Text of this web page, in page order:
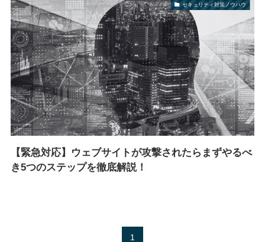
セキュリティ対策ノウハウ
【緊急対応】ウェブサイトが攻撃されたらまずやるべ
き5つのステップを徹底解説！
1